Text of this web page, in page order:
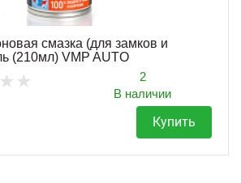
смазка (для замков и
(210мл) VMP AUTO
2
В наличии
Купить